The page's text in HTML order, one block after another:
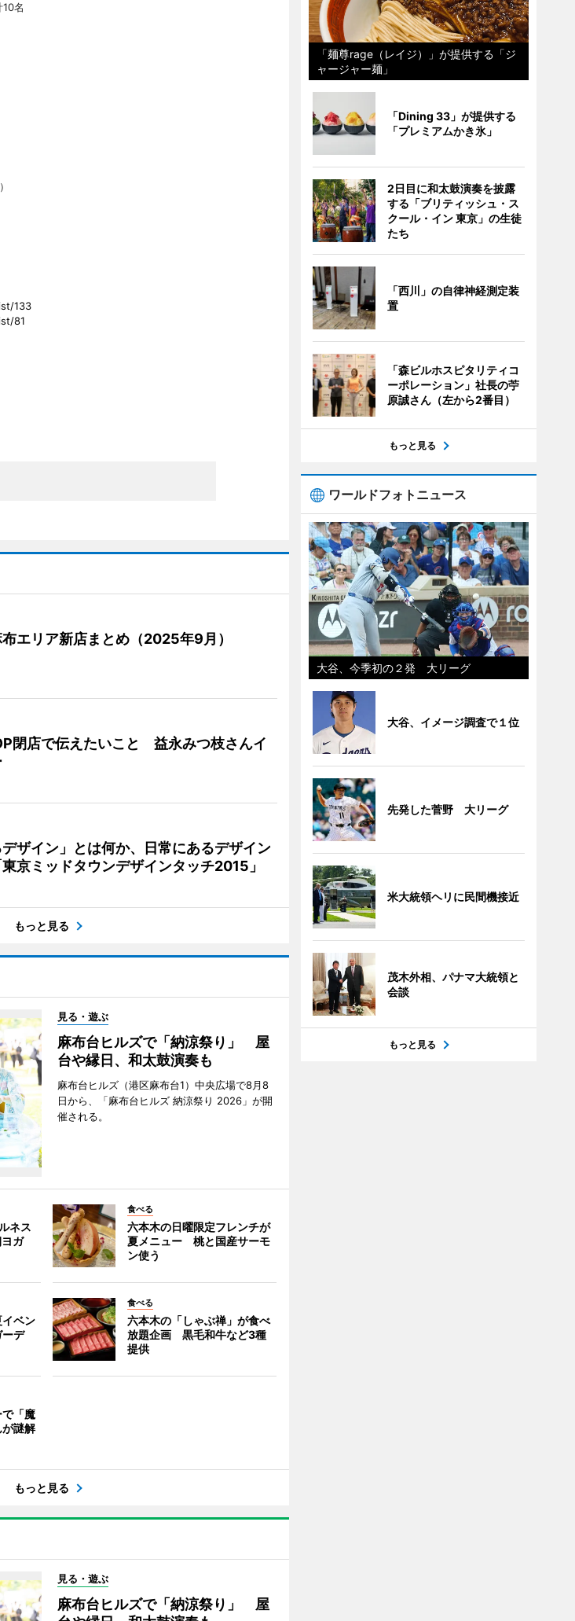
名
133
81
エリア新店まとめ（2025年9月）
閉店で伝えたいこと 益永みつ枝さんイ
デザイン」とは何か、日常にあるデザイン
京ミッドタウンデザインタッチ2015」
もっと見る
見る・遊ぶ
麻布台ヒルズで「納涼祭り」 屋
台や縁日、和太鼓演奏も
麻布台ヒルズ（港区麻布台1）中央広場で8月8
日から、「麻布台ヒルズ 納涼祭り 2026」が開
催される。
ネス
ガ
食べる
六本木の日曜限定フレンチが
夏メニュー 桃と国産サーモ
ン使う
ベン
デ
食べる
六本木の「しゃぶ禅」が食べ
放題企画 黒毛和牛など3種
提供
「魔
謎解
もっと見る
見る・遊ぶ
麻布台ヒルズで「納涼祭り」 屋
「麺尊rage（レイジ）」が提供する「ジ
ャージャー麺」
「Dining 33」が提供する
「プレミアムかき氷」
2日目に和太鼓演奏を披露
する「ブリティッシュ・ス
クール・イン 東京」の生徒
たち
「西川」の自律神経測定装
置
「森ビルホスピタリティコ
ーポレーション」社長の苧
原誠さん（左から2番目）
もっと見る
ワールドフォトニュース
大谷、今季初の２発 大リーグ
大谷、イメージ調査で１位
先発した菅野 大リーグ
米大統領ヘリに民間機接近
茂木外相、パナマ大統領と
会談
もっと見る